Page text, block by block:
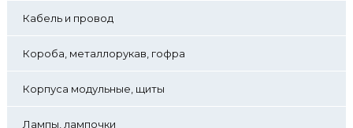
Кабель и провод
Короба, металлорукав, гофра
Корпуса модульные, щиты
Лампы, лампочки